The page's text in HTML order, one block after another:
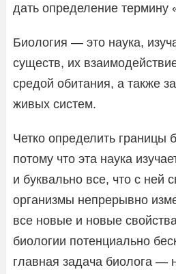
дать определение термину
Биология — это наука,
существ, их
средой обитания, а также
живых систем.
Четко определить границы
потому что эта наука
и буквально все, что с ней
организмы непрерывно
все новые и новые
биологии потенциально
главная задача биолога —